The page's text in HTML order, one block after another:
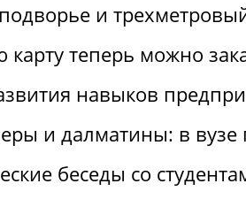
и
карту теперь можно
навыков
и далматины: в вузе
беседы со